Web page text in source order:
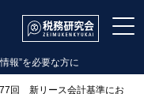
報”を必要な方に
回 新リース会計基準にお